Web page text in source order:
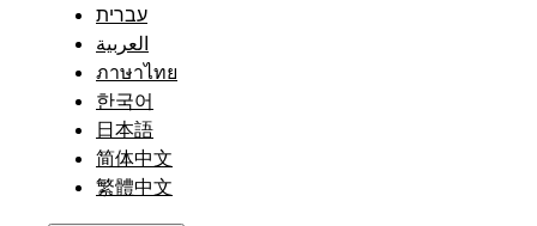
עברית
العربية
ภาษาไทย
한국어
日本語
简体中文
繁體中文